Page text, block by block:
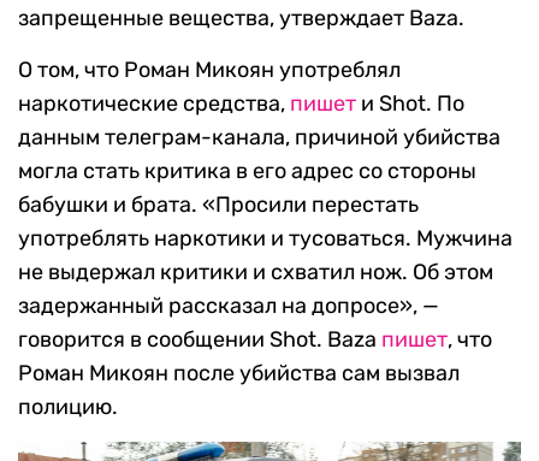
запрещенные вещества, утверждает Baza.
О том, что Роман Микоян употреблял
наркотические средства, пишет и Shot. По
данным телеграм-канала, причиной убийства
могла стать критика в его адрес со стороны
бабушки и брата. «Просили перестать
употреблять наркотики и тусоваться. Мужчина
не выдержал критики и схватил нож. Об этом
задержанный рассказал на допросе», —
говорится в сообщении Shot. Baza пишет, что
Роман Микоян после убийства сам вызвал
полицию.